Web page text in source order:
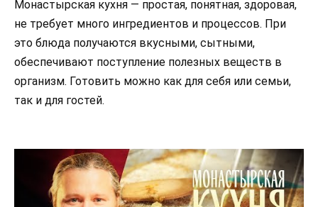
Монастырская кухня — простая, понятная, здоровая,
не требует много ингредиентов и процессов. При
это блюда получаются вкусными, сытными,
обеспечивают поступление полезных веществ в
организм. Готовить можно как для себя или семьи,
так и для гостей.